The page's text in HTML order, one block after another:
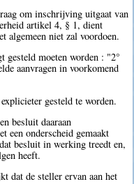
om inschrijving uitgaat van
artikel 4, § 1, dient
algemeen niet zal voordoen.
gesteld moeten worden : "2°
aanvragen in voorkomend
gesteld te worden.
besluit daaraan
een onderscheid gemaakt
besluit in werking treedt en,
heeft.
dat de steller ervan aan het